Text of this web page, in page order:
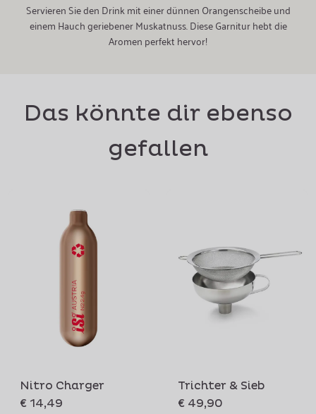
Servieren Sie den Drink mit einer dünnen Orangenscheibe und
einem Hauch geriebener Muskatnuss. Diese Garnitur hebt die
Aromen perfekt hervor!
Das könnte dir ebenso
gefallen
Nitro Charger
€ 14,49
Trichter & Sieb
€ 49,90